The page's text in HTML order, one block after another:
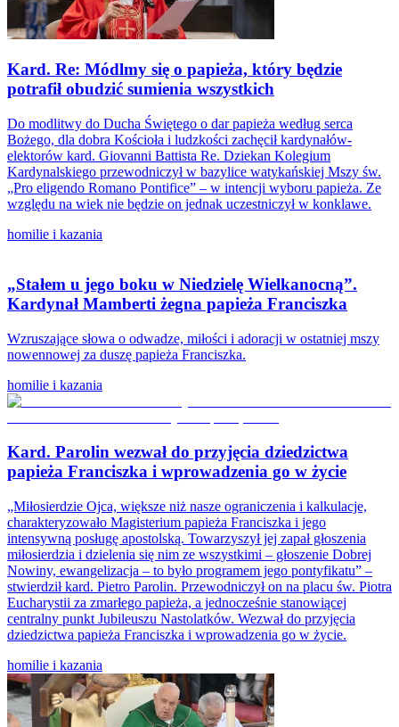
Kard. Re: Módlmy się o papieża, który będzie
potrafił obudzić sumienia wszystkich
Do modlitwy do Ducha Świętego o dar papieża według serca
Bożego, dla dobra Kościoła i ludzkości zachęcił kardynałów-
elektorów kard. Giovanni Battista Re. Dziekan Kolegium
Kardynalskiego przewodniczył w bazylice watykańskiej Mszy św.
„Pro eligendo Romano Pontifice” – w intencji wyboru papieża. Ze
względu na wiek nie będzie on jednak uczestniczył w konklawe.
homilie i kazania
„Stałem u jego boku w Niedzielę Wielkanocną”.
Kardynał Mamberti żegna papieża Franciszka
Wzruszające słowa o odwadze, miłości i adoracji w ostatniej mszy
nowennowej za duszę papieża Franciszka.
homilie i kazania
Kard. Parolin wezwał do przyjęcia dziedzictwa
papieża Franciszka i wprowadzenia go w życie
„Miłosierdzie Ojca, większe niż nasze ograniczenia i kalkulacje,
charakteryzowało Magisterium papieża Franciszka i jego
intensywną posługę apostolską. Towarzyszył jej zapał głoszenia
miłosierdzia i dzielenia się nim ze wszystkimi – głoszenie Dobrej
Nowiny, ewangelizacja – to było programem jego pontyfikatu” –
stwierdził kard. Pietro Parolin. Przewodniczył on na placu św. Piotra
Eucharystii za zmarłego papieża, a jednocześnie stanowiącej
centralny punkt Jubileuszu Nastolatków. Wezwał do przyjęcia
dziedzictwa papieża Franciszka i wprowadzenia go w życie.
homilie i kazania